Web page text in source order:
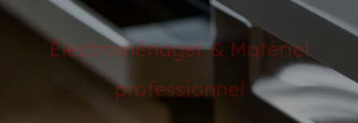
Électroménager & Matériel
professionnel